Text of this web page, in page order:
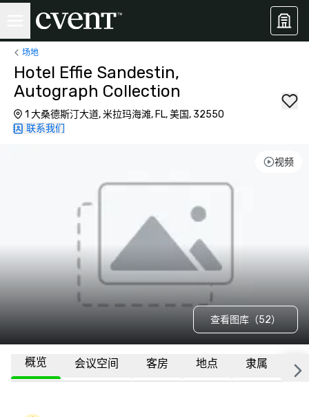
场地
Hotel Effie Sandestin,
Autograph Collection
1 大桑德斯汀大道, 米拉玛海滩, FL, 美国, 32550
联系我们
视频
查看图库（52）
概览 会议空间 客房 地点 隶属 更